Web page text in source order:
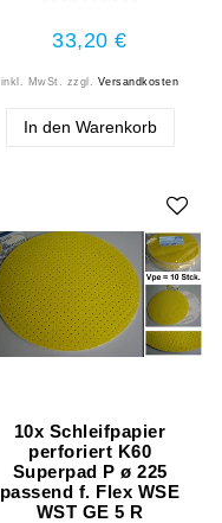
33,20 €
inkl. MwSt. zzgl. Versandkosten
In den Warenkorb
10x Schleifpapier
perforiert K60
Superpad P ø 225
passend f. Flex WSE
WST GE 5 R